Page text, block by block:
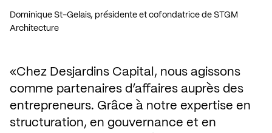
Dominique St-Gelais, présidente et cofondatrice de STGM
Architecture
Chez Desjardins Capital, nous agissons
comme partenaires d’affaires auprès des
entrepreneurs. Grâce à notre expertise en
structuration, en gouvernance et en